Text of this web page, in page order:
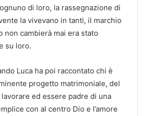
di loro, la rassegnazione di
la vivevano in tanti, il marchio
non cambierà mai era stato
su loro.
Luca ha poi raccontato chi è
progetto matrimoniale, del
ed essere padre di una
con al centro Dio e l’amore